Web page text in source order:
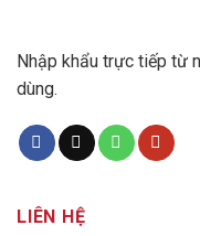
Nhập khẩu trực tiếp từ
dùng.
LIÊN HỆ